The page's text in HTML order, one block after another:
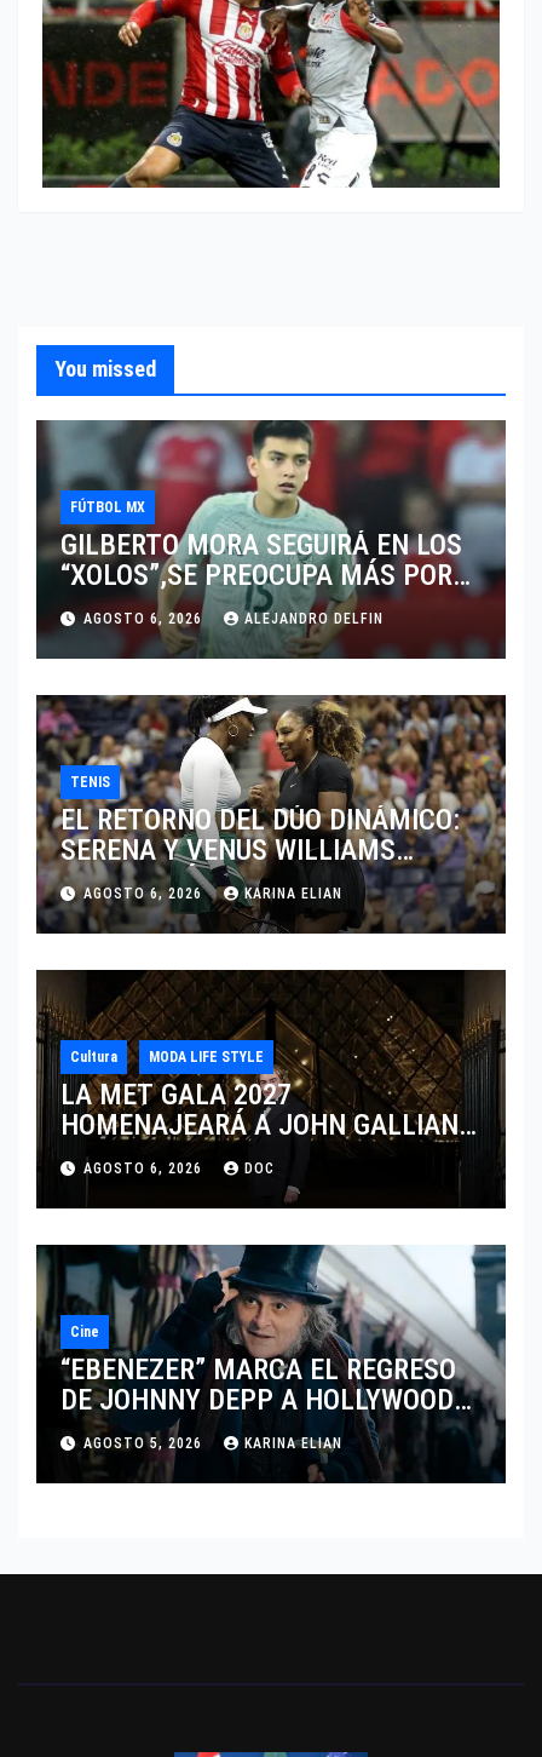
You missed
FÚTBOL MX
GILBERTO MORA SEGUIRÁ EN LOS
“XOLOS”,SE PREOCUPA MÁS POR
JUGAR EN SU EQUIPO.
AGOSTO 6, 2026 ALEJANDRO DELFIN
TENIS
EL RETORNO DEL DÚO DINÁMICO:
SERENA Y VENUS WILLIAMS
DISPUTARÁN LOS DOBLES EN
CINCINNATI 2026
AGOSTO 6, 2026 KARINA ELIAN
Cultura MODA LIFE STYLE
LA MET GALA 2027
HOMENAJEARÁ A JOHN GALLIANO
MARCANDO EL REGRESO DEL REY
DEL DRAMATISMO
AGOSTO 6, 2026 DOC
Cine
“EBENEZER” MARCA EL REGRESO
DE JOHNNY DEPP A HOLLYWOOD
TRAS SU PASO POR EL CINE
INDEPENDIENTE EUROPEO
AGOSTO 5, 2026 KARINA ELIAN